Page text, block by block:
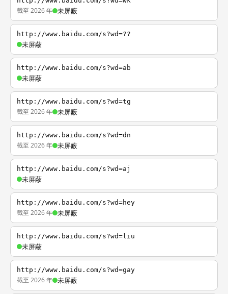
截至 2026 年 未屏蔽
http://www.baidu.com/s?wd=??
未屏蔽
http://www.baidu.com/s?wd=ab
未屏蔽
http://www.baidu.com/s?wd=tg
截至 2026 年 未屏蔽
http://www.baidu.com/s?wd=dn
截至 2026 年 未屏蔽
http://www.baidu.com/s?wd=aj
未屏蔽
http://www.baidu.com/s?wd=hey
截至 2026 年 未屏蔽
http://www.baidu.com/s?wd=liu
未屏蔽
http://www.baidu.com/s?wd=gay
截至 2026 年 未屏蔽